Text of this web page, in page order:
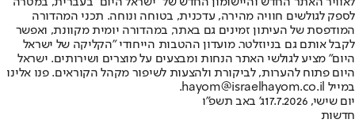
לספק לגולשים חוויה מהירה, עדכנית, בטוחה ונוחה. תכני המהדורה
המודפסת של העיתון זמינים גם באתר, במהדורה יומית מקוונת, ואפשר
לקבל אותם גם בניוזלטר. מועדון ההטבות הייחודי "הקליקה של ישראל
היום" מציע לגולשי האתר הנחות ומבצעים על מוצרים ושירותים. ישראל
היום פתוח להערות, לביקורת ולהצעות לשיפור מקהל הקוראים. פנו אלינו
במייל hayom@israelhayom.co.il.
יום שישי, 17.7.2026
ג' באב תשפ"ו
חדשות